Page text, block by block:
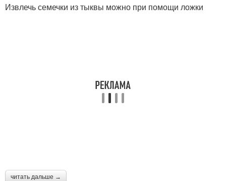
Извлечь семечки из тыквы можно при помощи ложки
читать дальше →